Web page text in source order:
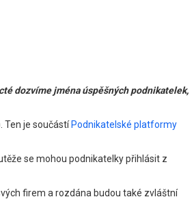
dozvíme jména úspěšných podnikatelek,
Ten je součástí Podnikatelské platformy
se mohou podnikatelky přihlásit z
firem a rozdána budou také zvláštní